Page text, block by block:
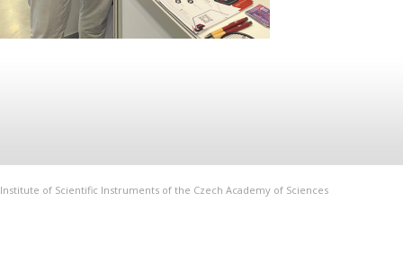
Institute of Scientific Instruments of the Czech Academy of Sciences